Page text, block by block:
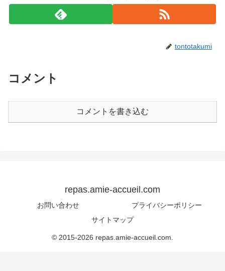
tontotakumi
コメント
コメントを書き込む
repas.amie-accueil.com
お問い合わせ
プライバシーポリシー
サイトマップ
© 2015-2026 repas.amie-accueil.com.